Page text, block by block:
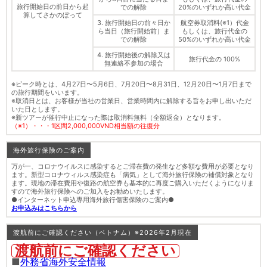
旅行開始日の前日から起
算してさかのぼって
での解除
20%のいずれか高い代金
3. 旅行開始日の前々日か
ら当日（旅行開始前）ま
での解除
航空券取消料(※1）代金
もしくは、旅行代金の
50%のいずれか高い代金
4. 旅行開始後の解除又は
無連絡不参加の場合
旅行代金の 100%
※ピーク時とは、4月27日〜5月6日、7月20日〜8月31日、12月20日〜1月7日まで
の旅行期間をいいます。
※取消日とは、お客様が当社の営業日、営業時間内に解除する旨をお申し出いただ
いた日とします。
※新ツアーが催行中止になった際は取消料無料（全額返金）となります。
（※1）・・・1区間2,000,000VND相当額の往復分
海外旅行保険のご案内
万が一、コロナウイルスに感染するとご滞在費の発生など多額な費用が必要となり
ます。新型コロナウィルス感染症も「病気」として海外旅行保険の補償対象となり
ます。現地の滞在費用や復路の航空券も基本的に再度ご購入いただくようになりま
すので海外旅行保険へのご加入をお勧めいたします。
●インターネット申込専用海外旅行傷害保険のご案内●
お申込みはこちらから
渡航前にご確認ください（ベトナム）※2026年2月現在
渡航前にご確認ください
■外務省海外安全情報